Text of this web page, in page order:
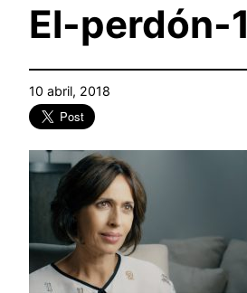
El-perdón-1
10 abril, 2018